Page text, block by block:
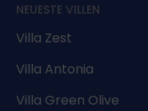
NEUESTE VILLEN
Villa Zest
Villa Antonia
Villa Green Olive